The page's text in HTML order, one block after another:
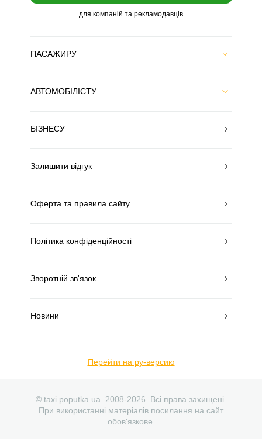
для компаній та рекламодавців
ПАСАЖИРУ
АВТОМОБІЛІСТУ
БІЗНЕСУ
Залишити відгук
Оферта та правила сайту
Політика конфіденційності
Зворотній зв'язок
Новини
Перейти на ру-версию
© taxi.poputka.ua. 2008-2026. Всі права захищені.
При використанні матеріалів посилання на сайт
обов'язкове.